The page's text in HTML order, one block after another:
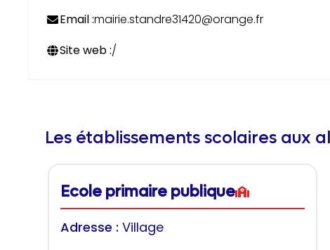
Email :mairie.standre31420@orange.fr
Site web :/
Les établissements scolaires aux
Ecole primaire publique
Adresse : Village